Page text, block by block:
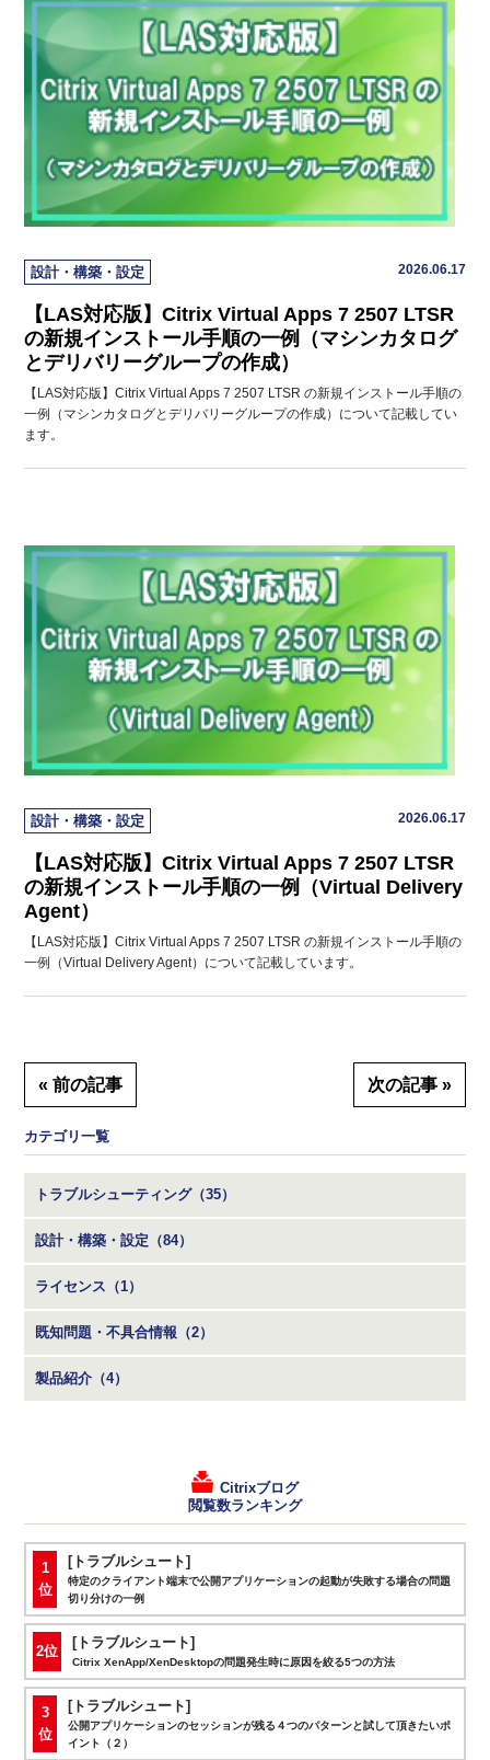
設計・構築・設定 2026.06.17
【LAS対応版】Citrix Virtual Apps 7 2507 LTSR
の新規インストール手順の一例（マシンカタログ
とデリバリーグループの作成）
【LAS対応版】Citrix Virtual Apps 7 2507 LTSR の新規インストール手順の
一例（マシンカタログとデリバリーグループの作成）について記載してい
ます。
設計・構築・設定 2026.06.17
【LAS対応版】Citrix Virtual Apps 7 2507 LTSR
の新規インストール手順の一例（Virtual Delivery
Agent）
【LAS対応版】Citrix Virtual Apps 7 2507 LTSR の新規インストール手順の
一例（Virtual Delivery Agent）について記載しています。
« 前の記事 次の記事 »
カテゴリ一覧
トラブルシューティング（35）
設計・構築・設定（84）
ライセンス（1）
既知問題・不具合情報（2）
製品紹介（4）
Citrixブログ
閲覧数ランキング
1
位
[トラブルシュート]
特定のクライアント端末で公開アプリケーションの起動が失敗する場合の問題
切り分けの一例
2位
[トラブルシュート]
Citrix XenApp/XenDesktopの問題発生時に原因を絞る5つの方法
3
位
[トラブルシュート]
公開アプリケーションのセッションが残る４つのパターンと試して頂きたいポ
イント（２）